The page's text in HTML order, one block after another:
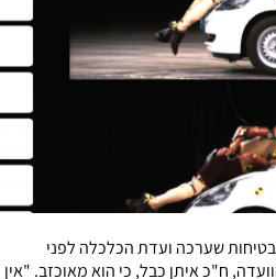
שערכה ועדת הכלכלה לפני
ח"כ איתן כבל, כי הוא מאוכזב. "אין